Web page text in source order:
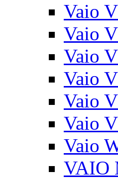
Vaio
Vaio
Vaio
Vaio
Vaio
Vaio
Vaio
VAIO